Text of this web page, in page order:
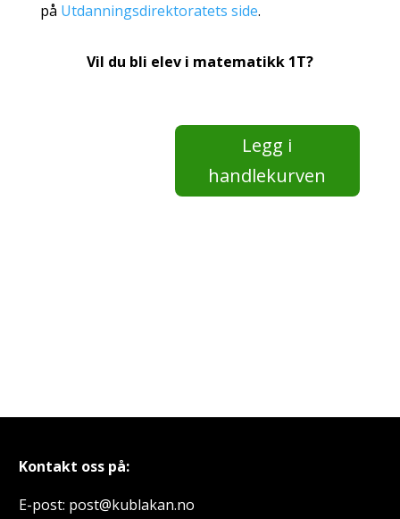
på Utdanningsdirektoratets side.
Vil du bli elev i matematikk 1T?
Matematikk
antall
Legg i
handlekurven
Kontakt oss på:
E-post: post@kublakan.no